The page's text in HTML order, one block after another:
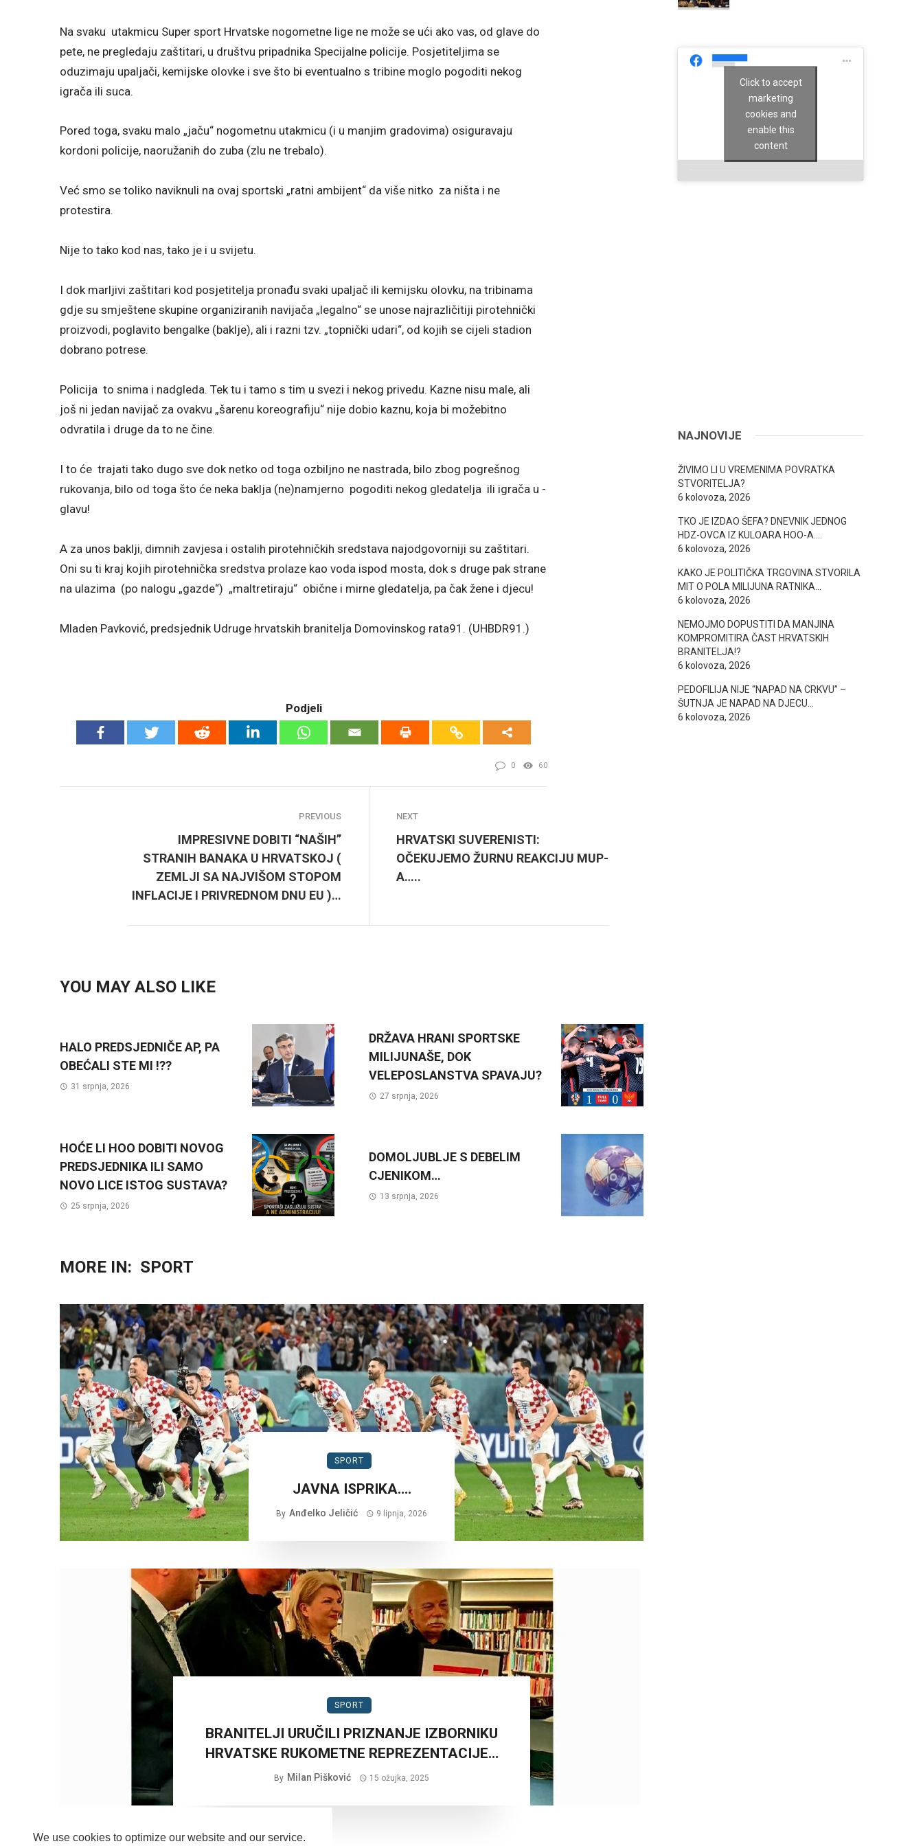
We use cookies to optimize our website and our service.
Na svaku utakmicu Super sport Hrvatske nogometne lige ne može se ući ako vas, od glave do
pete, ne pregledaju zaštitari, u društvu pripadnika Specijalne policije. Posjetiteljima se
oduzimaju upaljači, kemijske olovke i sve što bi eventualno s tribine moglo pogoditi nekog
igrača ili suca.
Pored toga, svaku malo „jaču“ nogometnu utakmicu (i u manjim gradovima) osiguravaju
kordoni policije, naoružanih do zuba (zlu ne trebalo).
Već smo se toliko naviknuli na ovaj sportski „ratni ambijent“ da više nitko za ništa i ne
protestira.
Nije to tako kod nas, tako je i u svijetu.
I dok marljivi zaštitari kod posjetitelja pronađu svaki upaljač ili kemijsku olovku, na tribinama
gdje su smještene skupine organiziranih navijača „legalno“ se unose najrazličitiji pirotehnički
proizvodi, poglavito bengalke (baklje), ali i razni tzv. „topnički udari“, od kojih se cijeli stadion
dobrano potrese.
Policija to snima i nadgleda. Tek tu i tamo s tim u svezi i nekog privedu. Kazne nisu male, ali
još ni jedan navijač za ovakvu „šarenu koreografiju“ nije dobio kaznu, koja bi možebitno
odvratila i druge da to ne čine.
I to će trajati tako dugo sve dok netko od toga ozbiljno ne nastrada, bilo zbog pogrešnog
rukovanja, bilo od toga što će neka baklja (ne)namjerno pogoditi nekog gledatelja ili igrača u -
glavu!
A za unos baklji, dimnih zavjesa i ostalih pirotehničkih sredstava najodgovorniji su zaštitari.
Oni su ti kraj kojih pirotehnička sredstva prolaze kao voda ispod mosta, dok s druge pak strane
na ulazima (po nalogu „gazde“) „maltretiraju“ obične i mirne gledatelja, pa čak žene i djecu!
Mladen Pavković, predsjednik Udruge hrvatskih branitelja Domovinskog rata91. (UHBDR91.)
Podjeli
0 60
PREVIOUS
IMPRESIVNE DOBITI “NAŠIH”
STRANIH BANAKA U HRVATSKOJ (
ZEMLJI SA NAJVIŠOM STOPOM
INFLACIJE I PRIVREDNOM DNU EU )…
NEXT
HRVATSKI SUVERENISTI:
OČEKUJEMO ŽURNU REAKCIJU MUP-
A…..
YOU MAY ALSO LIKE
HALO PREDSJEDNIČE AP, PA
OBEĆALI STE MI !??
31 srpnja, 2026
DRŽAVA HRANI SPORTSKE
MILIJUNAŠE, DOK
VELEPOSLANSTVA SPAVAJU?
27 srpnja, 2026
HOĆE LI HOO DOBITI NOVOG
PREDSJEDNIKA ILI SAMO
NOVO LICE ISTOG SUSTAVA?
25 srpnja, 2026
DOMOLJUBLJE S DEBELIM
CJENIKOM…
13 srpnja, 2026
MORE IN: SPORT
SPORT
JAVNA ISPRIKA….
By Anđelko Jeličić 9 lipnja, 2026
SPORT
BRANITELJI URUČILI PRIZNANJE IZBORNIKU
HRVATSKE RUKOMETNE REPREZENTACIJE…
By Milan Pišković 15 ožujka, 2025
Click to accept
marketing
cookies and
enable this
content
NAJNOVIJE
ŽIVIMO LI U VREMENIMA POVRATKA
STVORITELJA?
6 kolovoza, 2026
TKO JE IZDAO ŠEFA? DNEVNIK JEDNOG
HDZ-OVCA IZ KULOARA HOO-A….
6 kolovoza, 2026
KAKO JE POLITIČKA TRGOVINA STVORILA
MIT O POLA MILIJUNA RATNIKA…
6 kolovoza, 2026
NEMOJMO DOPUSTITI DA MANJINA
KOMPROMITIRA ČAST HRVATSKIH
BRANITELJA!?
6 kolovoza, 2026
PEDOFILIJA NIJE “NAPAD NA CRKVU” –
ŠUTNJA JE NAPAD NA DJECU…
6 kolovoza, 2026